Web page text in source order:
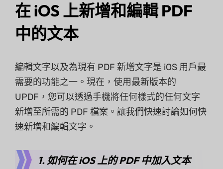
在 iOS 上新增和編輯 PDF
中的文本
編輯文字以及為現有 PDF 新增文字是 iOS 用戶最
需要的功能之一。現在，使用最新版本的
UPDF，您可以透過手機將任何樣式的任何文字
新增至所需的 PDF 檔案。讓我們快速討論如何快
速新增和編輯文字。
1. 如何在 iOS 上的 PDF 中加入文本